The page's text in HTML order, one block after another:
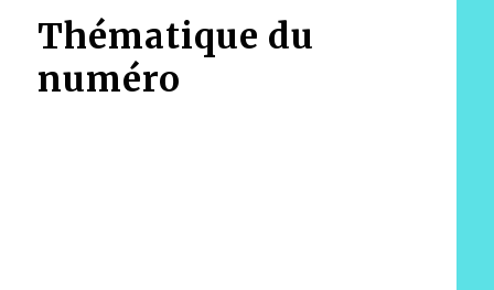
Thématique du
numéro